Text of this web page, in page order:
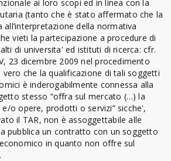
ai loro scopi ed in linea con la
(tanto che è stato affermato che la
della normativa
vieti la partecipazione a procedure di
di universita' ed istituti di ricerca: cfr.
23 dicembre 2009 nel procedimento
vero che la qualificazione di tali soggetti
è inderogabilmente connessa alla
stesso “offra sul mercato (…) la
o opere, prodotti o servizi” sicche',
il TAR, non è assoggettabile alle
pubblica un contratto con un soggetto
in quanto non offre sul